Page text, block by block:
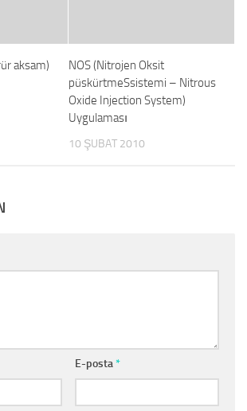
aksam)
NOS (Nitrojen Oksit
püskürtmeSsistemi – Nitrous
Oxide Injection System)
Uygulaması
10 ŞUBAT 2010
E-posta*